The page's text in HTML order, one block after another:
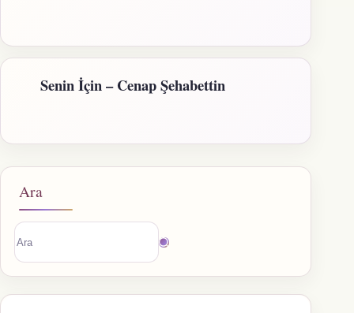
Senin İçin – Cenap Şehabettin
Ara